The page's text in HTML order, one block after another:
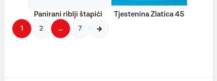
Panirani riblji štapići Tjestenina Zlatica 45
1 2 … 7